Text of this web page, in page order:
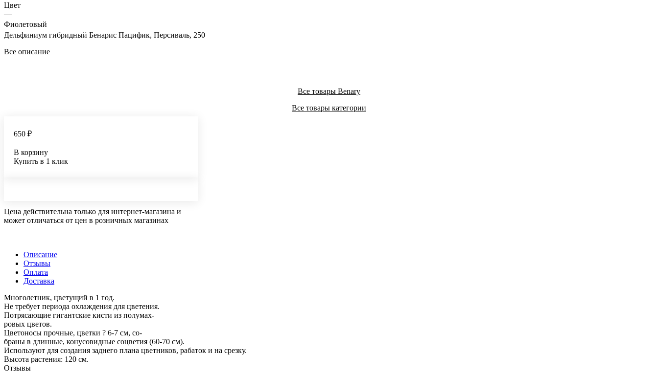
Цвет
—
Фиолетовый
Дельфиниум гибридный Бенарис Пацифик, Персиваль, 250
Все описание
Все товары Benary
Все товары категории
650 ₽
В корзину
Купить в 1 клик
Цена действительна только для интернет-магазина и
может отличаться от цен в розничных магазинах
Описание
Отзывы
Оплата
Доставка
Многолетник, цветущий в 1 год.
Не требует периода охлаждения для цветения.
Потрясающие гигантские кисти из полумах-
ровых цветов.
Цветоносы прочные, цветки ? 6-7 см, со-
браны в длинные, конусовидные соцветия (60-70 см).
Используют для создания заднего плана цветников, рабаток и на срезку.
Высота растения: 120 см.
Отзывы